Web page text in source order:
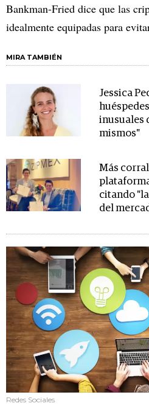
Bankman-Fried dice que las
idealmente equipadas para
MIRA TAMBIÉN
Jessica
inusuales
mismos"
Más
citando
del
Redes Sociales